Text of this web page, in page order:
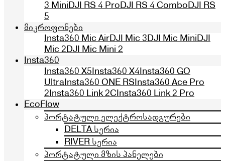
3 MiniDJI RS 4 ProDJI RS 4 ComboDJI RS
5
მიკროფონები
Insta360 Mic AirDJI Mic 3DJI Mic MiniDJI
Mic 2DJI Mic Mini 2
Insta360
Insta360 X5Insta360 X4Insta360 GO
UltraInsta360 ONE RSInsta360 Ace Pro
2Insta360 Link 2CInsta360 Link 2 Pro
EcoFlow
პორტატული ელექტროსადგურები
DELTA სერია
RIVER სერია
პორტატული მზის პანელები